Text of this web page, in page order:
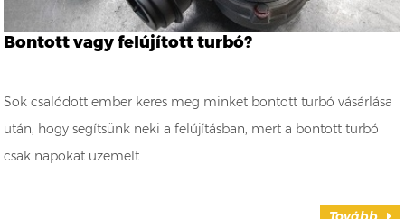
Bontott vagy felújított turbó?
Sok csalódott ember keres meg minket bontott turbó vásárlása
után, hogy segítsünk neki a felújításban, mert a bontott turbó
csak napokat üzemelt.